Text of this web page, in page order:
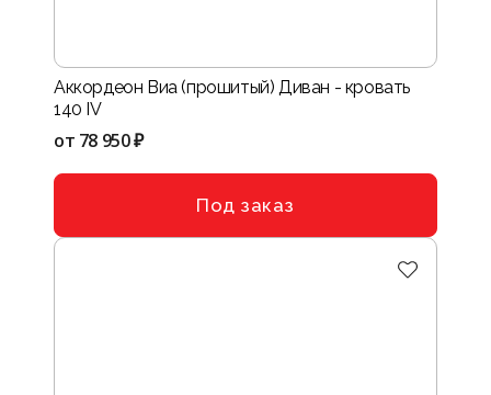
Аккордеон Виа (прошитый) Диван - кровать
140 IV
от 78 950 ₽
Под заказ